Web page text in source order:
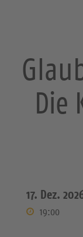
Die
17. Dez.
19:00